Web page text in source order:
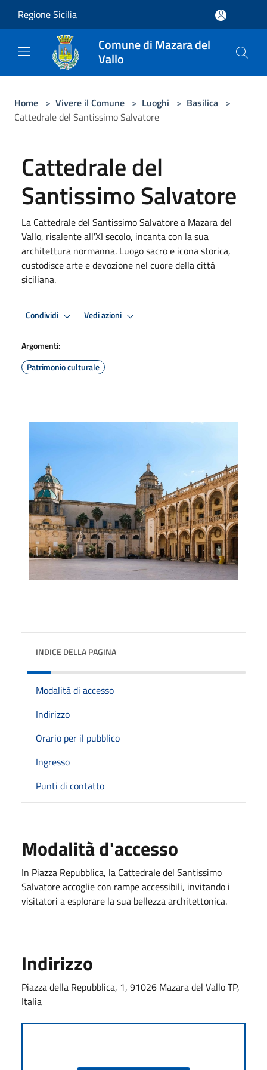
Regione Sicilia
Comune di Mazara del
Vallo
Home > Vivere il Comune > Luoghi > Basilica >
Cattedrale del Santissimo Salvatore
Cattedrale del
Santissimo Salvatore
La Cattedrale del Santissimo Salvatore a Mazara del
Vallo, risalente all'XI secolo, incanta con la sua
architettura normanna. Luogo sacro e icona storica,
custodisce arte e devozione nel cuore della città
siciliana.
Condividi Vedi azioni
Argomenti:
Patrimonio culturale
INDICE DELLA PAGINA
Modalità di accesso
Indirizzo
Orario per il pubblico
Ingresso
Punti di contatto
Modalità d'accesso
In Piazza Repubblica, la Cattedrale del Santissimo
Salvatore accoglie con rampe accessibili, invitando i
visitatori a esplorare la sua bellezza architettonica.
Indirizzo
Piazza della Repubblica, 1, 91026 Mazara del Vallo TP,
Italia